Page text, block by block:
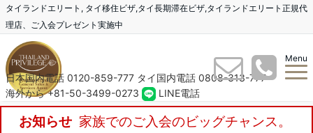
タイランドエリート, タイ移住ビザ,タイ長期滞在ビザ,タイランドエリート正規代
理店、ご入会プレゼント実施中
Menu
日本国内電話 0120-859-777 タイ国内電話 0808-313-777
海外から +81-50-3499-0273
LINE電話
お知らせ 家族でのご入会のビッグチャンス。